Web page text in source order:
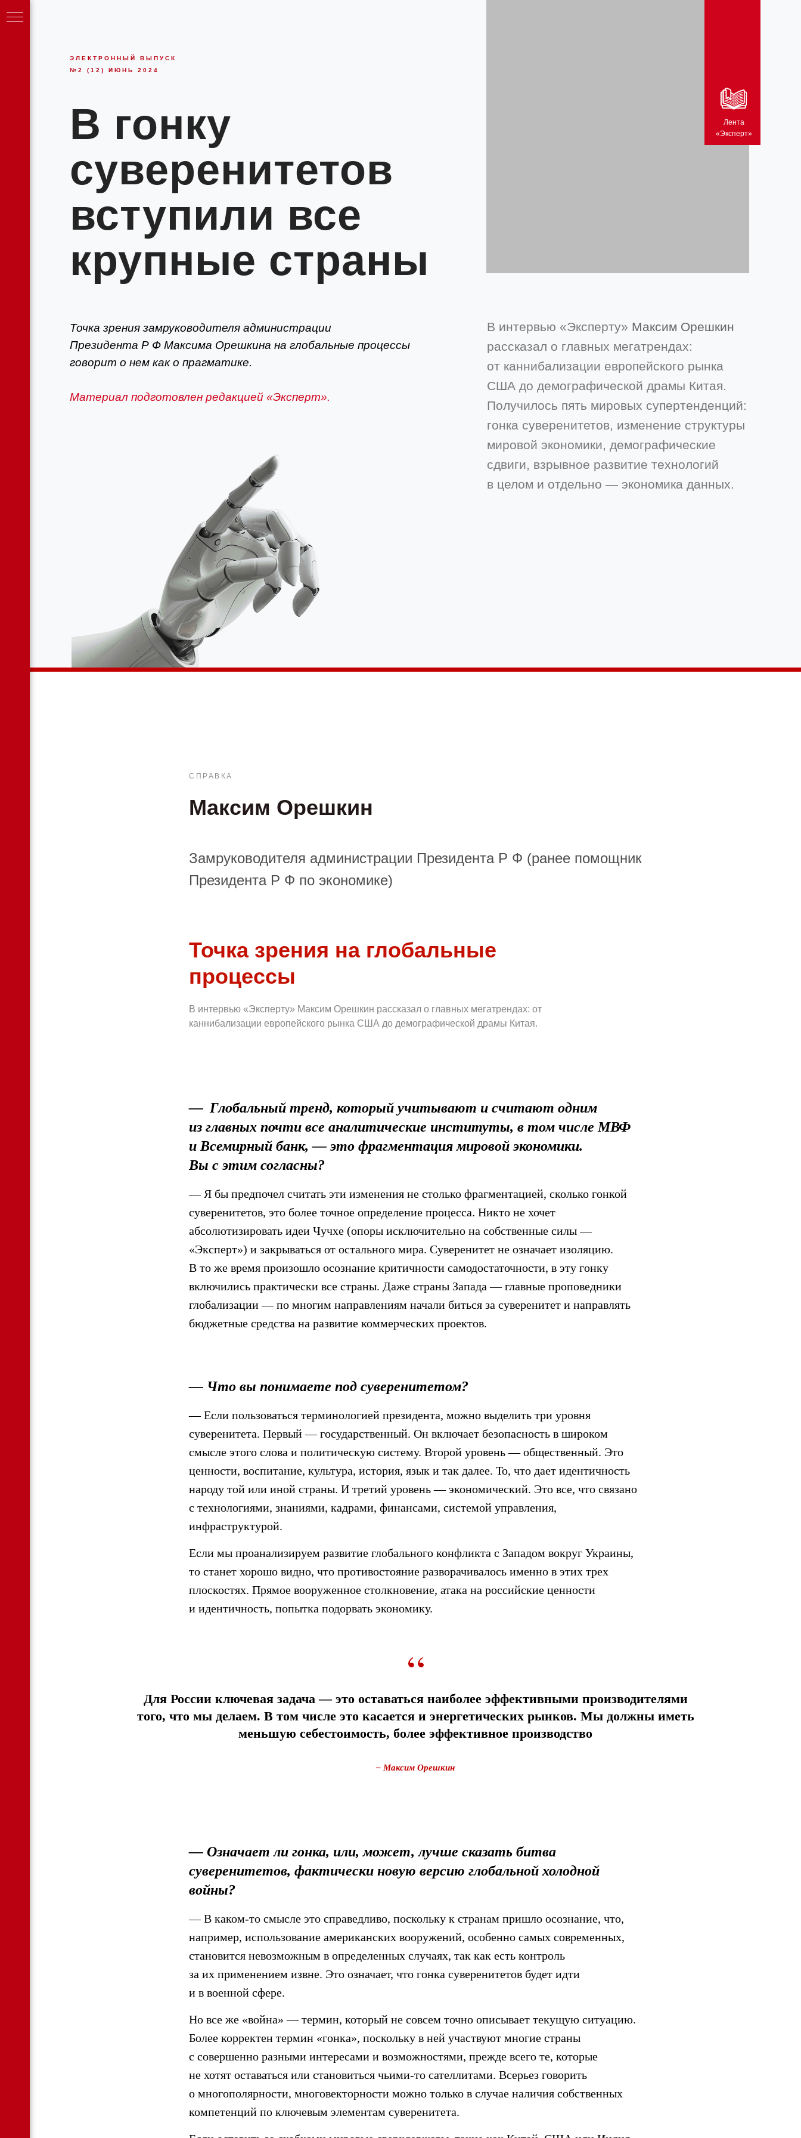
В гонку
суверенитетов
вступили все
крупные страны
В интервью «Эксперту» Максим Орешкин
рассказал о главных мегатрендах:
от каннибализации европейского рынка
США до демографической драмы Китая.
Получилось пять мировых супертенденций:
гонка суверенитетов, изменение структуры
мировой экономики, демографические
сдвиги, взрывное развитие технологий
в целом и отдельно — экономика данных.
Точка зрения замруководителя администрации
Президента Р Ф Максима Орешкина на глобальные процессы
говорит о нем как о прагматике.
Материал подготовлен редакцией «Эксперт».
ЭЛЕКТРОННЫЙ ВЫПУСК
№2 (12) ИЮНЬ 2024
Лента
«Эксперт»
СПРАВКА
Максим Орешкин
Замруководителя администрации Президента Р Ф (ранее помощник
Президента Р Ф по экономике)
Точка зрения на глобальные
процессы
В интервью «Эксперту» Максим Орешкин рассказал о главных мегатрендах: от
каннибализации европейского рынка США до демографической драмы Китая.
— Глобальный тренд, который учитывают и считают одним
из главных почти все аналитические институты, в том числе МВФ
и Всемирный банк, — это фрагментация мировой экономики.
Вы с этим согласны?
— Я бы предпочел считать эти изменения не столько фрагментацией, сколько гонкой
суверенитетов, это более точное определение процесса. Никто не хочет
абсолютизировать идеи Чучхе (опоры исключительно на собственные силы —
«Эксперт») и закрываться от остального мира. Суверенитет не означает изоляцию.
В то же время произошло осознание критичности самодостаточности, в эту гонку
включились практически все страны. Даже страны Запада — главные проповедники
глобализации — по многим направлениям начали биться за суверенитет и направлять
бюджетные средства на развитие коммерческих проектов.
— Что вы понимаете под суверенитетом?
— Если пользоваться терминологией президента, можно выделить три уровня
суверенитета. Первый — государственный. Он включает безопасность в широком
смысле этого слова и политическую систему. Второй уровень — общественный. Это
ценности, воспитание, культура, история, язык и так далее. То, что дает идентичность
народу той или иной страны. И третий уровень — экономический. Это все, что связано
с технологиями, знаниями, кадрами, финансами, системой управления,
инфраструктурой.
Если мы проанализируем развитие глобального конфликта с Западом вокруг Украины,
то станет хорошо видно, что противостояние разворачивалось именно в этих трех
плоскостях. Прямое вооруженное столкновение, атака на российские ценности
и идентичность, попытка подорвать экономику.
“
Для России ключевая задача — это оставаться наиболее эффективными производителями
того, что мы делаем. В том числе это касается и энергетических рынков. Мы должны иметь
меньшую себестоимость, более эффективное производство
– Максим Орешкин
— Означает ли гонка, или, может, лучше сказать битва
суверенитетов, фактически новую версию глобальной холодной
войны?
— В каком-то смысле это справедливо, поскольку к странам пришло осознание, что,
например, использование американских вооружений, особенно самых современных,
становится невозможным в определенных случаях, так как есть контроль
за их применением извне. Это означает, что гонка суверенитетов будет идти
и в военной сфере.
Но все же «война» — термин, который не совсем точно описывает текущую ситуацию.
Более корректен термин «гонка», поскольку в ней участвуют многие страны
с совершенно разными интересами и возможностями, прежде всего те, которые
не хотят оставаться или становиться чьими-то сателлитами. Всерьез говорить
о многополярности, многовекторности можно только в случае наличия собственных
компетенций по ключевым элементам суверенитета.